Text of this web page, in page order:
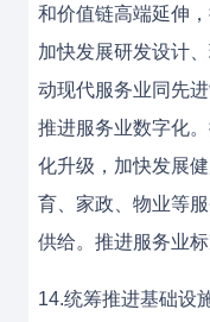
和价值链高端延伸
加快发展研发设计
动现代服务业同先
推进服务业数字化
化升级，加快发展
育、家政、物业等
供给。推进服务业
14.统筹推进基础设